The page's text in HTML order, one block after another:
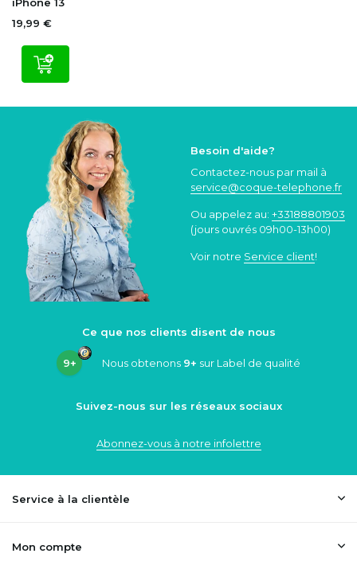
iPhone 13
19,99 €
Besoin d'aide?
Contactez-nous par mail à
service@coque-telephone.fr
Ou appelez au: +33188801903
(jours ouvrés 09h00-13h00)
Voir notre Service client!
Ce que nos clients disent de nous
9+ Nous obtenons 9+ sur Label de qualité
Suivez-nous sur les réseaux sociaux
Abonnez-vous à notre infolettre
Service à la clientèle
Mon compte